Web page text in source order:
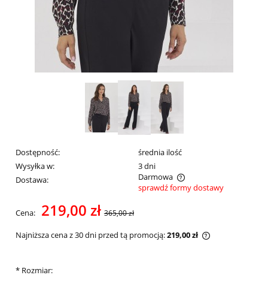
Dostępność:
średnia ilość
Wysyłka w:
3 dni
Dostawa:
Darmowa
Cena nie zawiera ewentualnych kosztów płatności
sprawdź formy dostawy
Cena: 219,00 zł 365,00 zł
Najniższa cena z 30 dni przed tą promocją:219,00 zł
* Rozmiar: